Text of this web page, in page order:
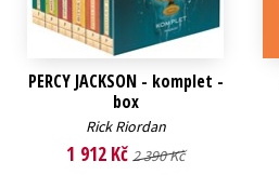
PERCY JACKSON - komplet -
box
Rick Riordan
1 912 Kč 2 390 Kč